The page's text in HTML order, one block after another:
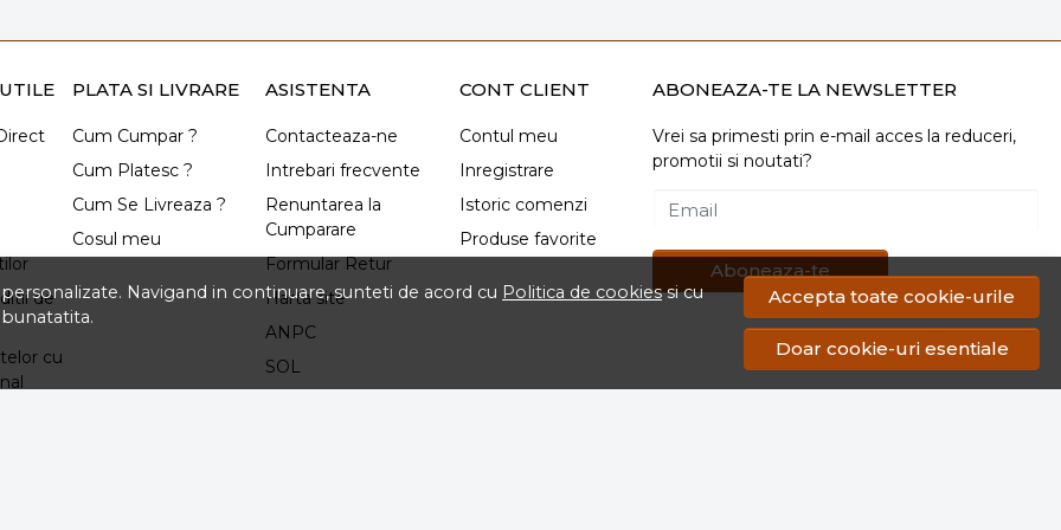
Navigand in continuare, sunteti de acord cu Politica de cookiessi cu
Accepta toate cookie-urile
Doar cookie-uri esentiale
de
cu
PLATA SI LIVRARE
Cum Cumpar ?
Cum Platesc ?
Cum Se Livreaza ?
Cosul meu
ASISTENTA
Contacteaza-ne
Intrebari frecvente
Renuntarea la
Cumparare
Formular Retur
Harta site
ANPC
SOL
CONT CLIENT
Contul meu
Inregistrare
Istoric comenzi
Produse favorite
ABONEAZA-TE LA NEWSLETTER
Vrei sa primesti prin e-mail acces la reduceri,
promotii si noutati?
Email
Aboneaza-te